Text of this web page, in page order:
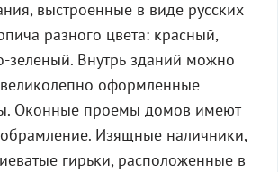
выстроенные в виде русских
разного цвета: красный,
зеленый. Внутрь зданий можно
великолепно оформленные
Оконные проемы домов имеют
Изящные наличники,
гирьки, расположенные в